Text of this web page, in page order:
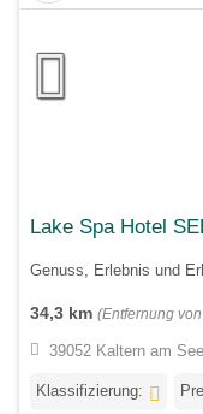
Lake Spa Hotel
Genuss, Erlebnis und
34,3 km (Entfernung
39052 Kaltern am
Klassifizierung: